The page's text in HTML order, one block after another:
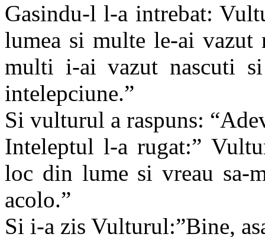
Gasindu-l l-a intrebat:
lumea si multe le-ai vazut
multi i-ai vazut nascuti
intelepciune.”
Si vulturul a raspuns:
Inteleptul l-a rugat:”
loc din lume si vreau sa-
acolo.”
Si i-a zis Vulturul:”Bine,